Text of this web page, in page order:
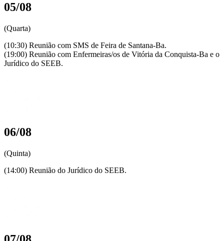
05/08
(Quarta)
(10:30) Reunião com SMS de Feira de Santana-Ba.
(19:00) Reunião com Enfermeiras/os de Vitória da Conquista-Ba e o
Jurídico do SEEB.
06/08
(Quinta)
(14:00) Reunião do Jurídico do SEEB.